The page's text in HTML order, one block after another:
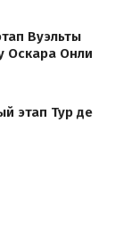
Вуэльты
Оскара Онли
этап Тур де